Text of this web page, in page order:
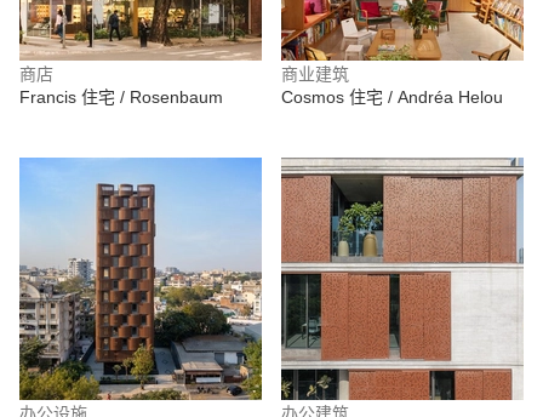
商店
Francis 住宅 / Rosenbaum
商业建筑
Cosmos 住宅 / Andréa Helou